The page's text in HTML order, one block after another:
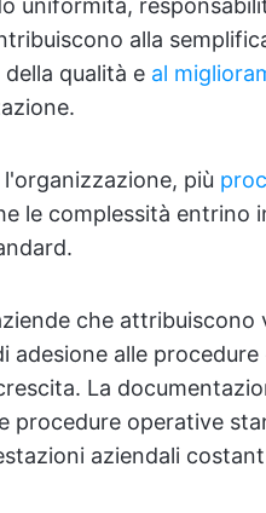
uniformità,
alla
qualità e al
l'organizzazione, più
le complessità entrino
che
adesione alle
La
procedure operative
aziendali